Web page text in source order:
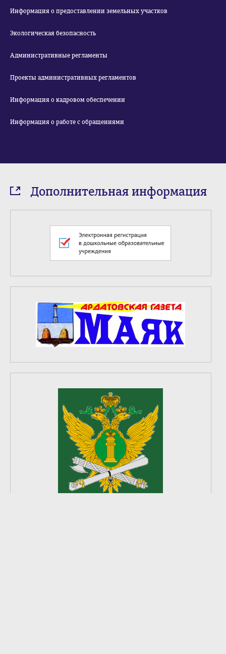
Информация о предоставлении земельных участков
Экологическая безопасность
Административные регламенты
Проекты административных регламентов
Информация о кадровом обеспечении
Информация о работе с обращениями
Дополнительная информация